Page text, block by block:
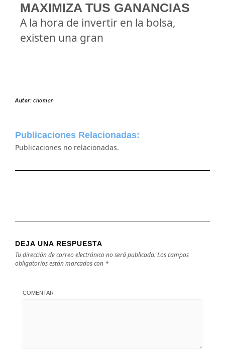
MAXIMIZA TUS GANANCIAS
A la hora de invertir en la bolsa,
existen una gran
Autor:chomon
Publicaciones Relacionadas:
Publicaciones no relacionadas.
DEJA UNA RESPUESTA
Tu dirección de correo electrónico no será publicada. Los campos
obligatorios están marcados con *
COMENTAR